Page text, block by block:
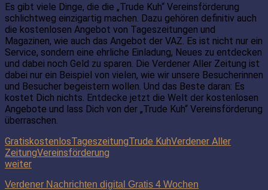
Es gibt viele Dinge, die die „Trude Kuh“ Vereinsförderung
schlichtweg einzigartig machen. Dazu gehören definitiv auch
die kostenlosen Angebot von Tageszeitungen und
Magazinen, wie auch das Angebot der VAZ. Es ist nicht nur ein
Service, sondern eine ehrliche Einladung, Neues zu entdecken
und dabei noch Geld zu sparen. Die Verdener Aller Zeitung ist
dabei nur ein Beispiel von vielen, wie wir unsere Besucherinnen
und Besucher begeistern wollen. Und das Beste daran: Es
kostet Dich nichts. Entdecke jetzt die Welt der kostenlosen
Angebote und lass Dich von der „Trude Kuh“ Vereinsförderung
überraschen.
GratiskostenlosTageszeitungTrude KuhVerdener Aller
ZeitungVereinsförderung
weiter
Verdener Nachrichten digital Gratis 4 Wochen